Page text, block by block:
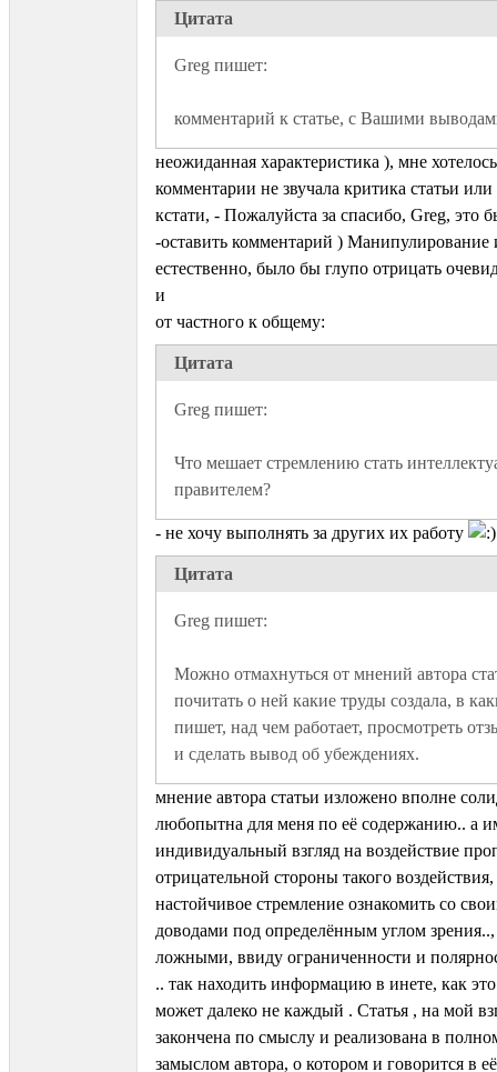
Цитата
комментарий к статье, с Вашими
неожиданная характеристика ), мне
комментарии не звучала критика статьи или
кстати, - Пожалуйста за спасибо, Greg, это
-оставить комментарий ) Манипулирование
естественно, было бы глупо отрицать
и
от частного к общему:
Цитата
Что мешает стремлению стать
правителем?
- не хочу выполнять за других их работу
Цитата
Можно отмахнуться от мнений автора
почитать о ней какие труды создала, в
пишет, над чем работает, просмотреть
и сделать вывод об убеждениях.
мнение автора статьи изложено вполне
любопытна для меня по её содержанию.. а
индивидуальный взгляд на воздействие
отрицательной стороны такого
настойчивое стремление ознакомить со
доводами под определённым углом зрения..,
ложными, ввиду ограниченности и
.. так находить информацию в инете, как
может далеко не каждый . Статья , на мой
закончена по смыслу и реализована в
замыслом автора, о котором и говорится в